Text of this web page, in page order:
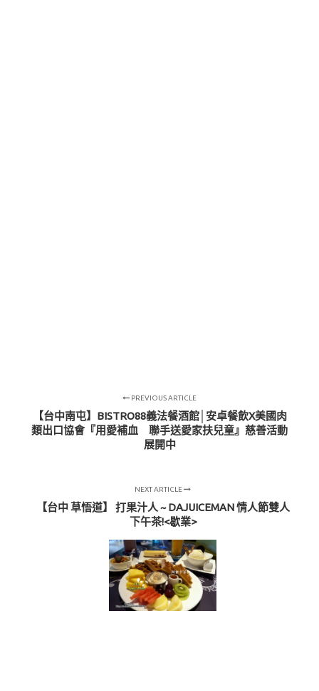
PREVIOUS ARTICLE
【台中南屯】BISTRO88義法餐酒館│安卓餐飲X美國肉
類出口協會『用愛補血 聯手送愛家扶兒童』慈善活動
展開中
NEXT ARTICLE
【台中 草悟道】 打果汁人 ~ DAJUICEMAN 情人節雙人
下午茶!<歇業>